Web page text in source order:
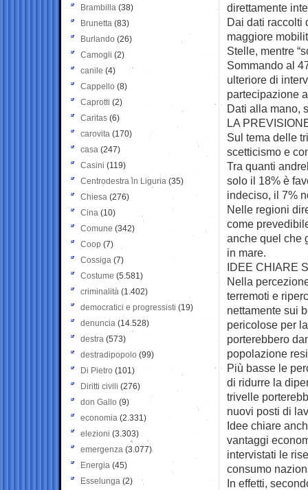
direttamente
Dai dati raccolti
maggiore
Stelle, mentre
Sommando al
ulteriore di
partecipazione
Dati alla mano,
LA
Sul tema delle
scetticismo e
Tra quanti
solo il 18% è
indeciso, il 7%
Nelle regioni
come
anche quel che
in mare.
IDEE CHIARE
Nella
terremoti e
nettamente sui
pericolose per
porterebbero
popolazione
Più basse le
di ridurre la
trivelle
nuovi posti di
Idee chiare
vantaggi
intervistati le
consumo
In effetti,
Brambilla (38)
Brunetta (83)
Burlando (26)
Camogli (2)
canile (4)
Cappello (8)
Caprotti (2)
Caritas (6)
carovita (170)
casa (247)
Casini (119)
Centrodestra in Liguria (35)
Chiesa (276)
Cina (10)
Comune (342)
Coop (7)
Cossiga (7)
Costume (5.581)
criminalità (1.402)
democratici e progressisti (19)
denuncia (14.528)
destra (573)
destradipopolo (99)
Di Pietro (101)
Diritti civili (276)
don Gallo (9)
economia (2.331)
elezioni (3.303)
emergenza (3.077)
Energia (45)
Esselunga (2)